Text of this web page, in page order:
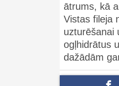
ātrums, kā
Vistas fileja
uzturēšanai
ogļhidrātus
dažādām